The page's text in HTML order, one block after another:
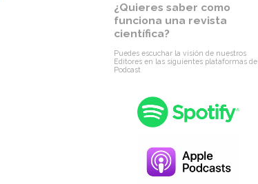
¿Quieres saber como
funciona una revista
científica?
Puedes escuchar la visión de nuestros
Editores en las siguientes plataformas de
Podcast